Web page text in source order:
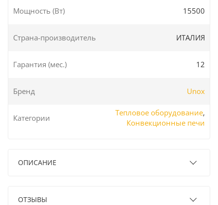
Мощность (Вт) 15500
Страна-производитель ИТАЛИЯ
Гарантия (мес.) 12
Бренд Unox
Категории
Тепловое оборудование,
Конвекционные печи
ОПИСАНИЕ
ОТЗЫВЫ